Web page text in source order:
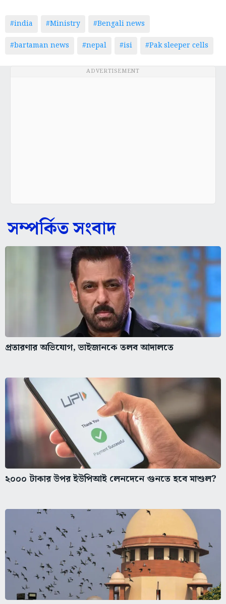
#india #Ministry
#Bengali news
#bartaman news
#nepal #isi #Pak sleeper cells
ADVERTISEMENT
সম্পর্কিত সংবাদ
প্রতারণার অভিযোগ, ভাইজানকে তলব আদালতে
২০০০ টাকার উপর ইউপিআই লেনদেনে গুনতে হবে মাশুল?